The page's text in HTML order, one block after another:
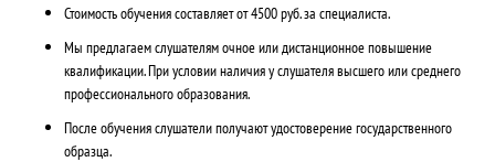
Стоимость обучения составляет от 4500 руб. за специалиста.
Мы предлагаем слушателям очное или дистанционное повышение
квалификации. При условии наличия у слушателя высшего или среднего
профессионального образования.
После обучения слушатели получают удостоверение государственного
образца.